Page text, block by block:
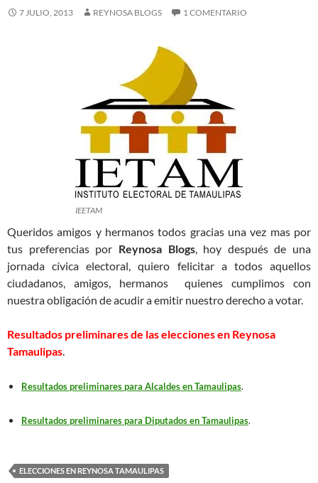
7 JULIO, 2013 REYNOSA BLOGS 1 COMENTARIO
IEETAM
Queridos amigos y hermanos todos gracias una vez mas por
tus preferencias por Reynosa Blogs, hoy después de una
jornada cívica electoral, quiero felicitar a todos aquellos
ciudadanos, amigos, hermanos quienes cumplimos con
nuestra obligación de acudir a emitir nuestro derecho a votar.
Resultados preliminares de las elecciones en Reynosa
Tamaulipas
Resultados preliminares para Alcaldes en Tamaulipas.
Resultados preliminares para Diputados en Tamaulipas.
ELECCIONES EN REYNOSA TAMAULIPAS